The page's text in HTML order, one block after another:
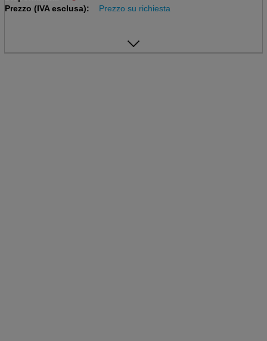
Prezzo (IVA esclusa):
Prezzo su richiesta